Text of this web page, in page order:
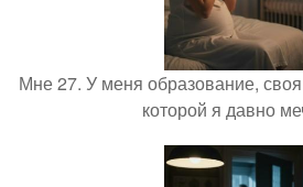
Мне 27. У меня образование,
которой я давно